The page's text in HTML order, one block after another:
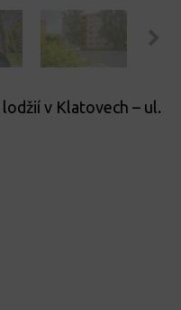
v Klatovech – ul.